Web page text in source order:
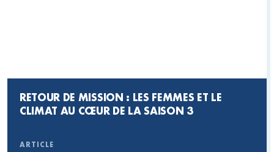
RETOUR DE MISSION : LES FEMMES ET LE
CLIMAT AU CŒUR DE LA SAISON 3
ARTICLE